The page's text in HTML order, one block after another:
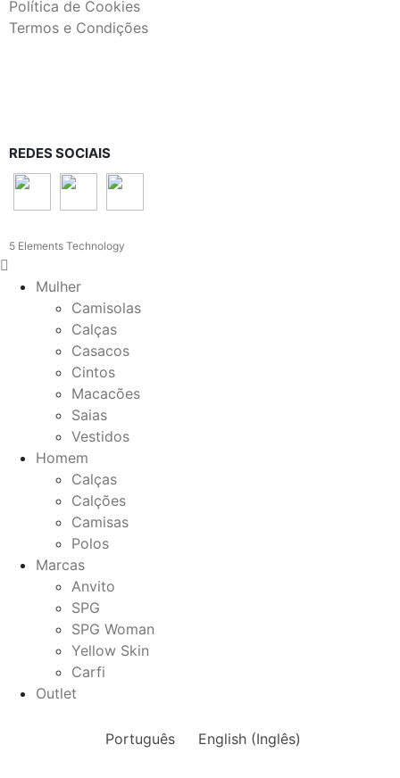
Política de Cookies
Termos e Condições
REDES SOCIAIS
5 Elements Technology
Mulher
Camisolas
Calças
Casacos
Cintos
Macacões
Saias
Vestidos
Homem
Calças
Calções
Camisas
Polos
Marcas
Anvito
SPG
SPG Woman
Yellow Skin
Carfi
Outlet
Português English(Inglês)